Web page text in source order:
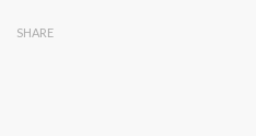
SHARE